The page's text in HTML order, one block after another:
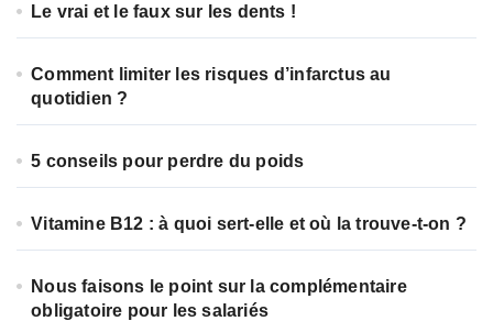
Le vrai et le faux sur les dents !
Comment limiter les risques d’infarctus au
quotidien ?
5 conseils pour perdre du poids
Vitamine B12 : à quoi sert-elle et où la trouve-t-on ?
Nous faisons le point sur la complémentaire
obligatoire pour les salariés